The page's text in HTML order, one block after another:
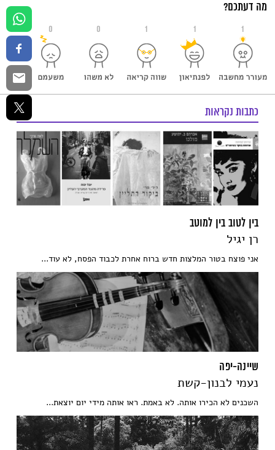
מה דעתכם?
0 0 1 1 1
כתבות נקראות
בין לטוב בין למוטב
רן יגיל
אני פוצח בטור המלצות חדש ברוח אחרת לכבוד הפסח, לא עוד...
שיינה-יפה
נעמי לבנון-קשת
השכנים לא הכירו אותה. לא באמת. ראו אותה מידי יום יוצאת...